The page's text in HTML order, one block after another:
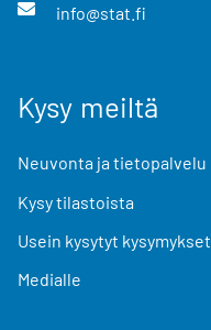
info@stat.fi
Kysy meiltä
Neuvonta ja tietopalvelu
Kysy tilastoista
Usein kysytyt kysymykset
Medialle